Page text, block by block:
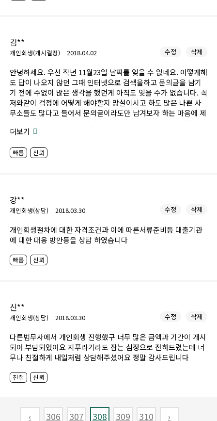
김**
개인회생(개시결정) 2018.04.02 수정 삭제
안녕하세요. 우선 작년 11월23일 날짜를 잊을 수 없네요. 어떻게해
도 답이 나오지 않던 그때 인터넷으로 검색을하고 문의글을 남기
기 전에 수없이 많은 생각을 했던게 아직도 잊을 수가 없습니다. 꼭
저와같이 걱정에 어떻게 해야할지 망설이시고 하도 많은 나쁜 사
무소들도 많다고 들어서 문의글이라도만 남겨보자 하는 마음에 제
상황과 금액들을 적어 상담전화를 받았습니다. 처음 상담전화와
변제예상금액대를 듣기만 했을때에 그 마음도 시작도 하지 않았었
겠구나 싶었습니다. 처음 전화와 서류들 준비할때 홍세희주임님께
쁘실텐데 설명해주시고 이서류면 될것 같다고 긍정적인 답변도 해
주시고 감사했습니다. 진행하는걸 제 주변에서는 아무도 모르기에
이렇게 법적 관련된 일을 처음해보기에 겁도나고 또 혹시나 회사
를 믿으면 되나 하는 반신반의한 걱정도 되었던게 사실입니다. 하
지만, 이 글을 읽으시는 다른분들께 제가 적는 이 글은 남이 시켜서
도 아니고 개시결정이 된 후 저에 진심이 담긴 마음임을 알아주시
고 혹시 어려우신 분들은 꼭 상담이라도 받아보시고 선택하셔도
될것 같다는 말씀을 드리고 싶네요. 서류들 제출후에 접수번호와
드사 전화도 빠짐없이 잘 받아서 접수번호 나오고 카드사에 알려
드린 후 1주일안에 금지명령도 나오고 그 후 보정서류가 1차 2차
아니니 주임님께서 말씀해주신것만 잘 내면 될것 같다고 연말에
전화를 받았던것도 기억이 나네요. 보정서류를 12월30일에 주임
님께 전달하고 1/3일에 서류를 제출한다고 하셨어서 서류낸 기간
각하면 2017년 마지막날 연휴였던거 같은데 서류준비 하루라도
거 같아서 연락을 주실때까지 기다리다 지지난주쯤에 메세지 드려
서 여쭤보니 법원에 확인까지 해주시고 법원업무가 많아 그런거라
더보기
빠름 신뢰
강**
개인회생(상담) 2018.03.30 수정 삭제
개인회생절차에 대한 자격조건과 이에 따른서류준비등 대출기관
에 대한 대응 방안등을 상담 하였습니다
빠름 신뢰
신**
개인회생(상담) 2018.03.30 수정 삭제
다른법무사에서 개인회생 진행했구 너무 많은 금액과 기간이 개시
되어 부담되었어요 지푸라기라도 잡는 심정으로 전하드렸는데 너
무나 친절하게 내일처럼 상담해주셨어요 정말 감사드립니다
친절 신뢰
‹ 306 307 308 309 310 ›